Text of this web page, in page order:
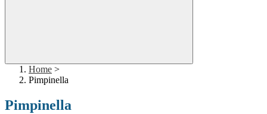
Home >
Pimpinella
Pimpinella